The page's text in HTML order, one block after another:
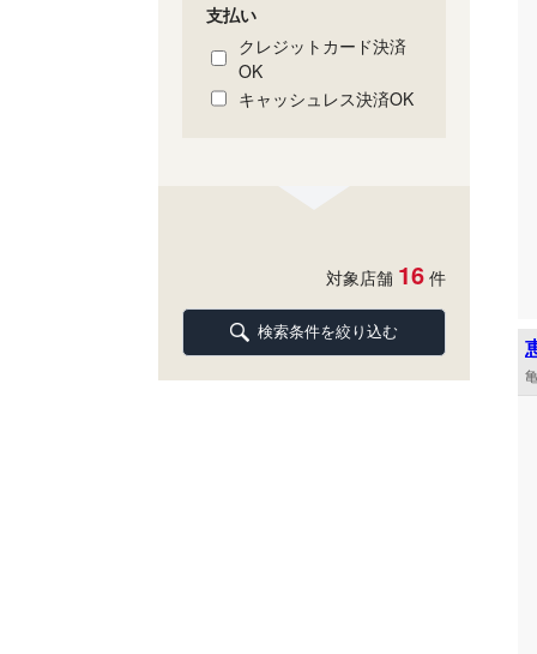
支払い
クレジットカード決済
OK
キャッシュレス決済OK
対象店舗 16 件
検索条件を絞り込む